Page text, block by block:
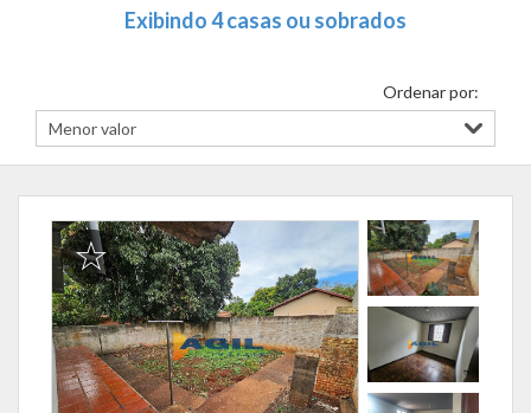
Exibindo 4 casas ou sobrados
Ordenar por: